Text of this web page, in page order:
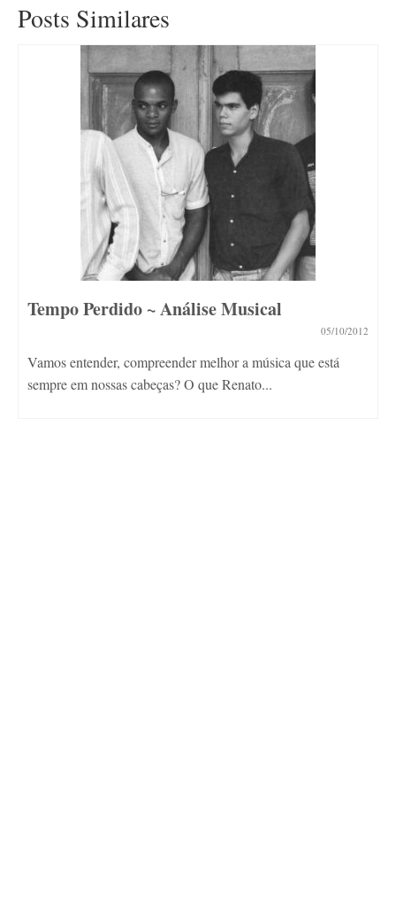
Posts Similares
Tempo Perdido ~ Análise Musical
05/10/2012
Vamos entender, compreender melhor a música que está
sempre em nossas cabeças? O que Renato...